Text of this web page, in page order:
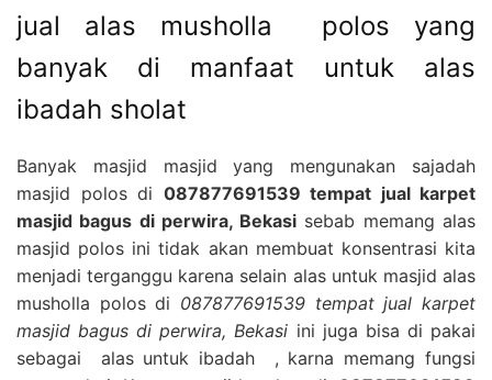
jual alas musholla polos yang
banyak di manfaat untuk alas
ibadah sholat
Banyak masjid masjid yang mengunakan sajadah
masjid polos di 087877691539 tempat jual karpet
masjid bagus di perwira, Bekasi sebab memang alas
masjid polos ini tidak akan membuat konsentrasi kita
menjadi terganggu karena selain alas untuk masjid alas
musholla polos di 087877691539 tempat jual karpet
masjid bagus di perwira, Bekasi ini juga bisa di pakai
sebagai alas untuk ibadah , karna memang fungsi